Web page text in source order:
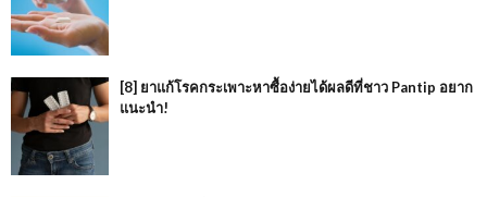
[8] ยาแก้โรคกระเพาะหาซื้อง่ายได้ผลดีที่ชาว Pantip อยาก
แนะนำ!